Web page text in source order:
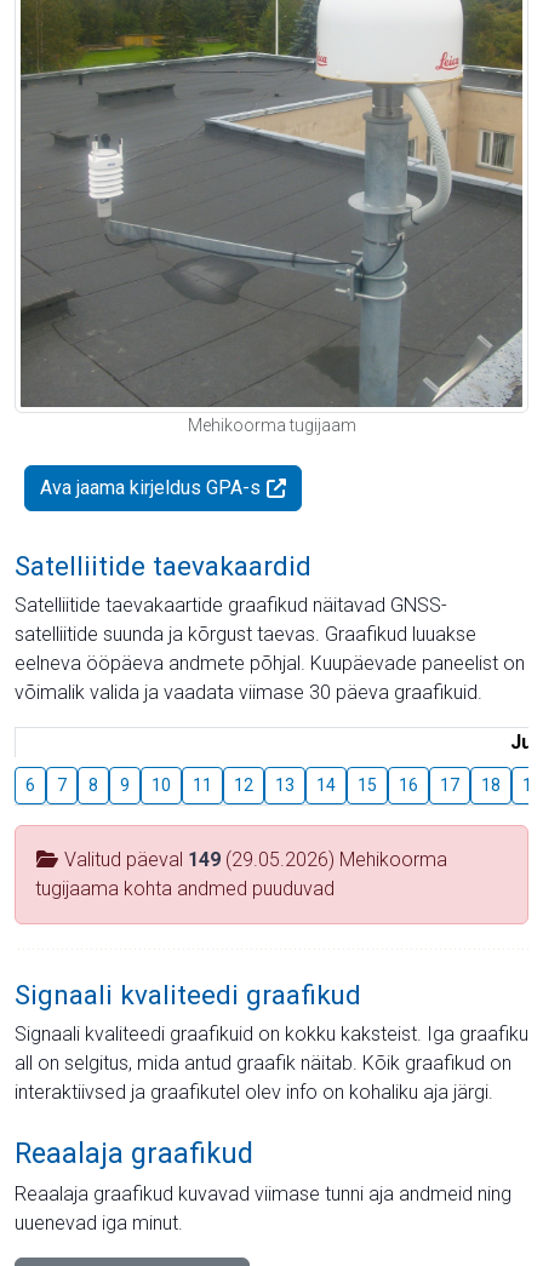
Mehikoorma tugijaam
Ava jaama kirjeldus GPA-s
Satelliitide taevakaardid
Satelliitide taevakaartide graafikud näitavad GNSS-
satelliitide suunda ja kõrgust taevas. Graafikud luuakse
eelneva ööpäeva andmete põhjal. Kuupäevade paneelist on
võimalik valida ja vaadata viimase 30 päeva graafikuid.
6 7 8 9 10 11 12 13 14 15 16 17 18 19
Valitud päeval 149 (29.05.2026) Mehikoorma
tugijaama kohta andmed puuduvad
Signaali kvaliteedi graafikud
Signaali kvaliteedi graafikuid on kokku kaksteist. Iga graafiku
all on selgitus, mida antud graafik näitab. Kõik graafikud on
interaktiivsed ja graafikutel olev info on kohaliku aja järgi.
Reaalaja graafikud
Reaalaja graafikud kuvavad viimase tunni aja andmeid ning
uuenevad iga minut.